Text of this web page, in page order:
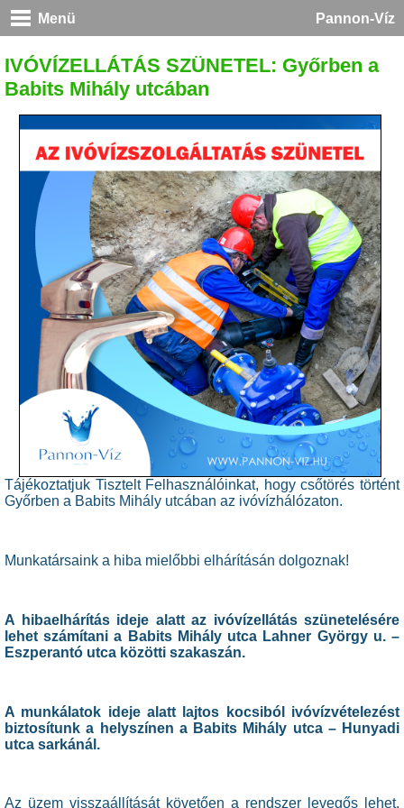
Menü Pannon-Víz
IVÓVÍZELLÁTÁS SZÜNETEL: Győrben a
Babits Mihály utcában
Tájékoztatjuk Tisztelt Felhasználóinkat, hogy csőtörés történt
Győrben a Babits Mihály utcában az ivóvízhálózaton.
Munkatársaink a hiba mielőbbi elhárításán dolgoznak!
A hibaelhárítás ideje alatt az ivóvízellátás szünetelésére
lehet számítani a Babits Mihály utca Lahner György u. –
Eszperantó utca közötti szakaszán.
A munkálatok ideje alatt lajtos kocsiból ivóvízvételezést
biztosítunk a helyszínen a Babits Mihály utca – Hunyadi
utca sarkánál.
Az üzem visszaállítását követően a rendszer levegős lehet,